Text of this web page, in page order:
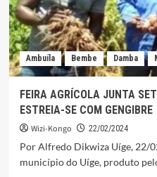
NO
UÍGE
Ambuíla Bembe Damba
FEIRA AGRÍCOLA JUNTA
ESTREIA-SE COM GENGIBRE
Wizi-Kongo 22/02/2024
Por Alfredo Dikwiza Uíge, 22/
município do Uíge, produto